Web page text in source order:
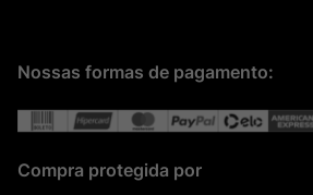
Nossas formas de pagamento:
Compra protegida por